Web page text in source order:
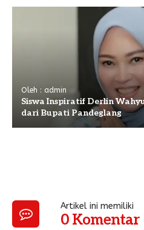
Oleh : admin
Siswa Inspiratif Derlin
dari Bupati Pandeglang
Artikel ini memiliki
0 Komentar